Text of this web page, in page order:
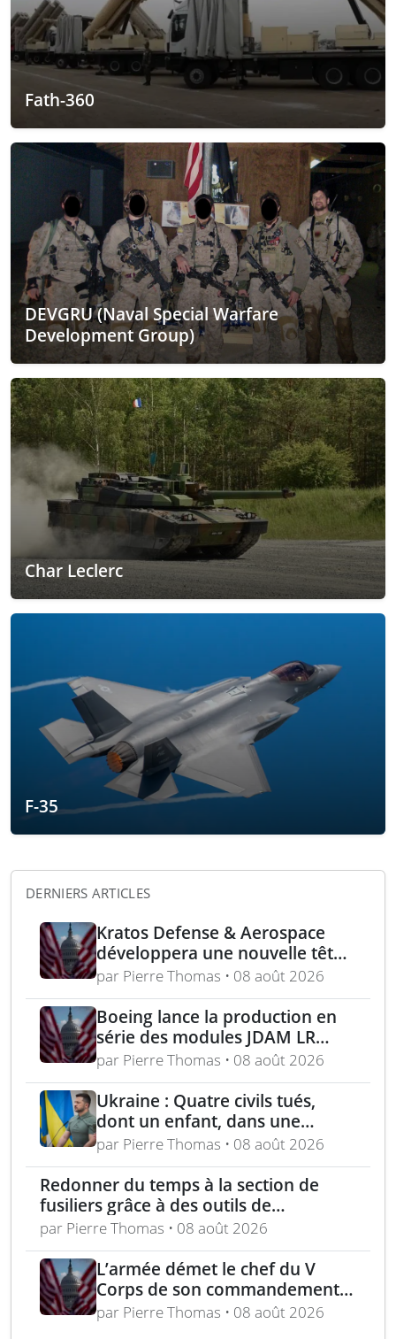
Fath-360
DEVGRU (Naval Special Warfare
Development Group)
Char Leclerc
F-35
DERNIERS ARTICLES
Kratos Defense & Aerospace
développera une nouvelle tête
chercheuse pour les missiles
FGM-148 Javelin
par Pierre Thomas • 08 août 2026
Boeing lance la production en
série des modules JDAM LR
pour frappes de précision
longue portée
par Pierre Thomas • 08 août 2026
Ukraine : Quatre civils tués,
dont un enfant, dans une
attaque russe par missile
balistique sur Kiev – Deux
raffineries russes visées par
l’Ukraine
par Pierre Thomas • 08 août 2026
Redonner du temps à la section de
fusiliers grâce à des outils de
planification optimisés
par Pierre Thomas • 08 août 2026
L’armée démet le chef du V
Corps de son commandement
en Europe
par Pierre Thomas • 08 août 2026